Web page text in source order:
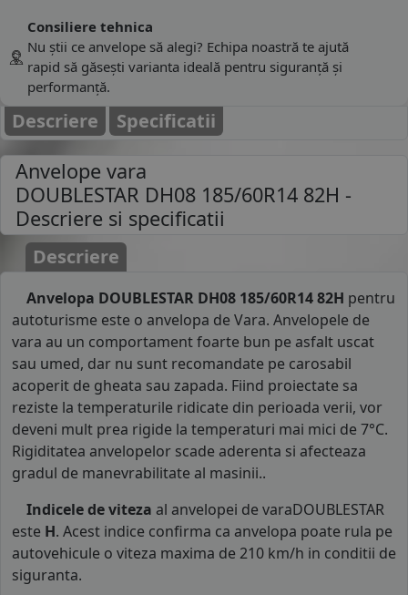
Consiliere tehnica
Nu știi ce anvelope să alegi? Echipa noastră te ajută
rapid să găsești varianta ideală pentru siguranță și
performanță.
Descriere Specificatii
Anvelope vara
DOUBLESTAR DH08 185/60R14 82H -
Descriere si specificatii
Descriere
Anvelopa DOUBLESTAR DH08 185/60R14 82H pentru
autoturisme este o anvelopa de Vara. Anvelopele de
vara au un comportament foarte bun pe asfalt uscat
sau umed, dar nu sunt recomandate pe carosabil
acoperit de gheata sau zapada. Fiind proiectate sa
reziste la temperaturile ridicate din perioada verii, vor
deveni mult prea rigide la temperaturi mai mici de 7°C.
Rigiditatea anvelopelor scade aderenta si afecteaza
gradul de manevrabilitate al masinii..
Indicele de viteza al anvelopei de varaDOUBLESTAR
este H. Acest indice confirma ca anvelopa poate rula pe
autovehicule o viteza maxima de 210 km/h in conditii de
siguranta.